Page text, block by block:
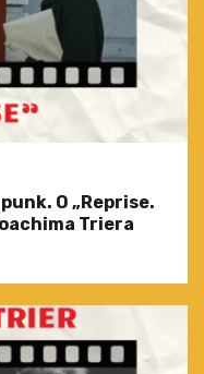
O „Reprise.
Triera